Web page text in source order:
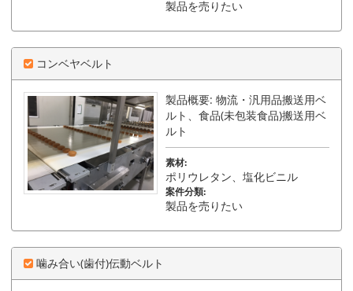
製品を売りたい
コンベヤベルト
製品概要: 物流・汎用品搬送用ベ
ルト、食品(未包装食品)搬送用ベ
ルト
素材:
ポリウレタン、塩化ビニル
案件分類:
製品を売りたい
噛み合い(歯付)伝動ベルト